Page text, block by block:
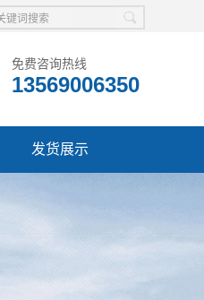
免费咨询热线
13569006350
发货展示